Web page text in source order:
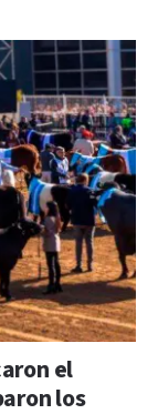
el
los